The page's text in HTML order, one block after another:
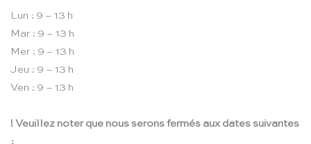
Lun : 9 – 13 h
Mar : 9 – 13 h
Mer : 9 – 13 h
Jeu : 9 – 13 h
Ven : 9 – 13 h
! Veuillez noter que nous serons fermés aux dates suivantes
: